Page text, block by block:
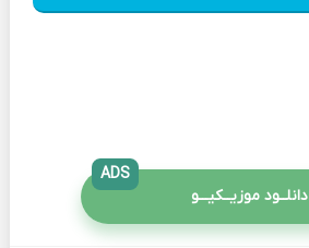
دانلــود موزیــکیـــو
ADS